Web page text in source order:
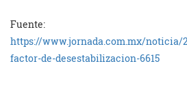
Fuente:
https://www.jornada.com.mx/noticia/
factor-de-desestabilizacion-6615